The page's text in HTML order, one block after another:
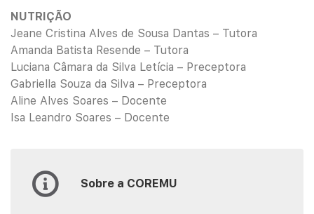
NUTRIÇÃO
Jeane Cristina Alves de Sousa Dantas – Tutora
Amanda Batista Resende – Tutora
Luciana Câmara da Silva Letícia – Preceptora
Gabriella Souza da Silva – Preceptora
Aline Alves Soares – Docente
Isa Leandro Soares – Docente
Sobre a COREMU